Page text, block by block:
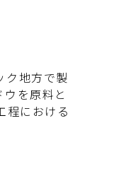
ク地方で製
を原料と
程における